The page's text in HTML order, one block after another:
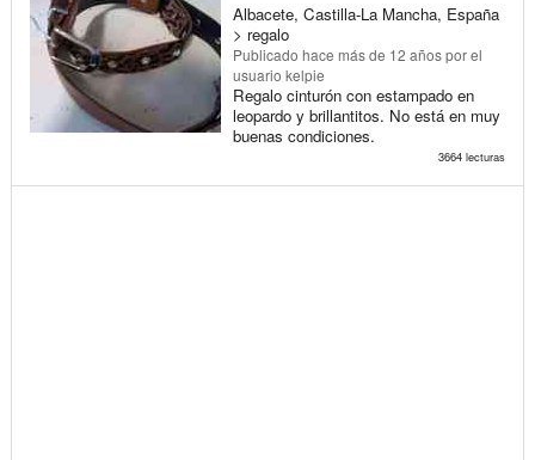
Albacete, Castilla-La Mancha, España
> regalo
Publicado hace más de 12 añospor el
usuario kelpie
Regalo cinturón con estampado en
leopardo y brillantitos. No está en muy
buenas condiciones.
3664 lecturas